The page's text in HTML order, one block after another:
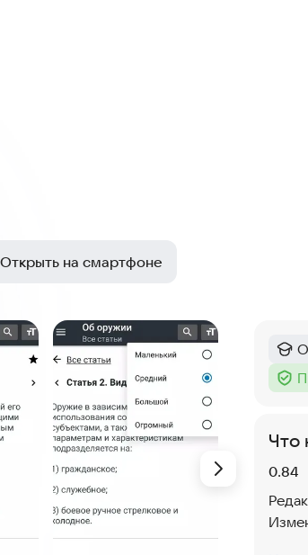
Открыть на смартфоне
Тег :
Что
0.84